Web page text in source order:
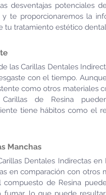
desventajas potenciales
te proporcionaremos la
tu tratamiento estético
las Carillas Dentales
con el tiempo.
como otros materiales
de Resina
tiene hábitos como el
Manchas
Dentales Indirectas
en comparación con otros
compuesto de Resina